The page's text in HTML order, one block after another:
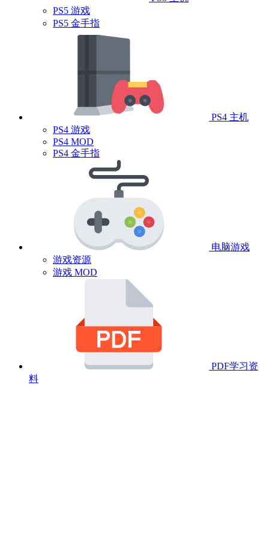
PS5 游戏
PS5 金手指
PS4 主机
PS4 游戏
PS4 MOD
PS4 金手指
电脑游戏
游戏资源
游戏 MOD
PDF学习资
料